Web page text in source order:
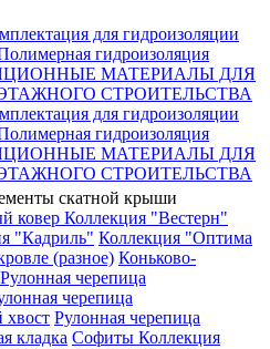
для гидроизоляции
гидроизоляция
МАТЕРИАЛЫ ДЛЯ
СТРОИТЕЛЬСТВА
для гидроизоляции
гидроизоляция
МАТЕРИАЛЫ ДЛЯ
СТРОИТЕЛЬСТВА
скатной крыши
ковер Коллекция "Вестерн"
"Кадриль" Коллекция "Оптима
(разное) Коньково-
черепица
черепица
Рулонная черепица
кладка Софиты Коллекция